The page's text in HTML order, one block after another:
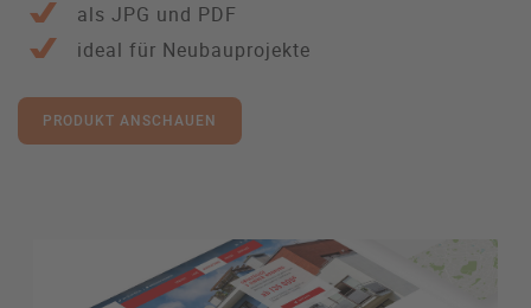
als JPG und PDF
ideal für Neubauprojekte
PRODUKT ANSCHAUEN